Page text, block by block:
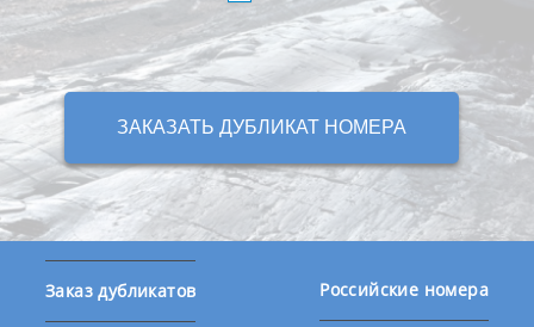
ЗАКАЗАТЬ ДУБЛИКАТ НОМЕРА
Заказ дубликатов Российские номера